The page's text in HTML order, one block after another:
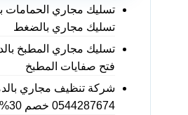
تسليك مجاري بالضغط
فتح صفايات المطبخ
شركة تنظيف مجاري
0544287674 خصم 30%